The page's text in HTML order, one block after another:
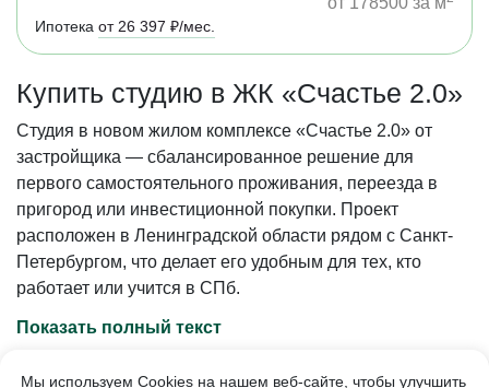
Ипотека от 26 397 ₽/мес.
Купить студию в ЖК «Счастье 2.0»
Студия в новом жилом комплексе «Счастье 2.0» от
застройщика — сбалансированное решение для
первого самостоятельного проживания, переезда в
пригород или инвестиционной покупки. Проект
расположен в Ленинградской области рядом с Санкт-
Петербургом, что делает его удобным для тех, кто
работает или учится в СПб.
Показать полный текст
Мы используем Cookies на нашем веб-сайте, чтобы улучшить